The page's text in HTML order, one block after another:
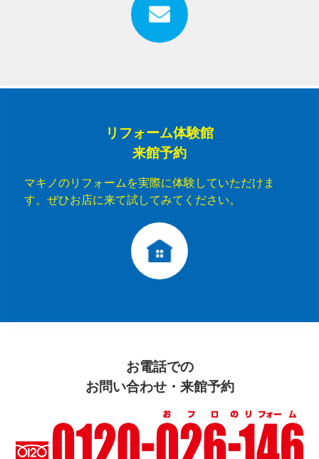
リフォーム体験館
来館予約
マキノのリフォームを実際に体験していただけま
す。ぜひお店に来て試してみてください。
お電話での
お問い合わせ・来館予約